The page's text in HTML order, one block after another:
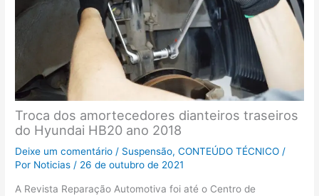
Troca dos amortecedores dianteiros traseiros
do Hyundai HB20 ano 2018
Deixe um comentário / Suspensão,CONTEÚDO TÉCNICO /
Por Noticias / 26 de outubro de 2021
A Revista Reparação Automotiva foi até o Centro de